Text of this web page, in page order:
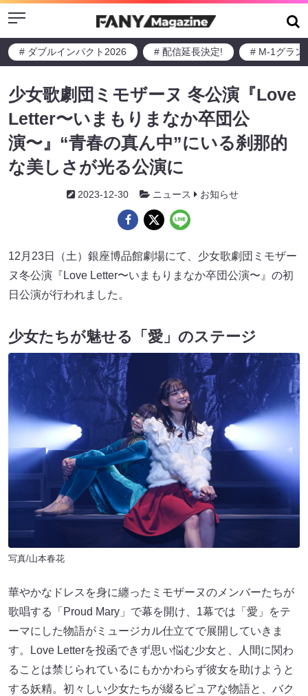
Menu
# ダブルインパクト2026 # 配信延長決定! # M-1グラン
少女歌劇団ミモザーヌ 冬公演『Love
Letter〜いまもりまなか卒団公
演〜』“青春の真ん中”にいる刹那的
な美しさが光る公演に
2023-12-30 ニュース お知らせ
12月23日（土）銀座博品館劇場にて、少女歌劇団ミモザー
ヌ冬公演『Love Letter〜いまもりまなか卒団公演〜』の初
日公演が行われました。
少女たちが魅せる「愛」のステージ
写真/山本春花
華やかなドレスを身に纏ったミモザーヌのメンバーたちが
歌唱する「Proud Mary」で幕を開け、1幕では「愛」をテ
ーマにした物語がミュージカル仕立てで展開していきま
す。Love Letterを投函できず思い悩む少女と、人間に関わ
ることは禁じられているにもかかわらず彼女を助けようと
する妖精。初々しい少女たちが綴るピュアな物語と、バク